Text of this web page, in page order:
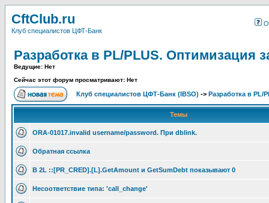
CftClub.ru
Клуб специалистов ЦФТ-Банк
О
Разработка в PL/PLUS. Оптимизация
Ведущие: Нет
Сейчас этот форум просматривают: Нет
Клуб специалистов ЦФТ-Банк (IBSO) -> Разработка в PL/
Темы
ORA-01017.invalid username/password. При dblink.
Обратная ссылка
В 2L ::[PR_CRED].[L].GetAmount и GetSumDebt показывают 0
Несоответствие типа: 'call_change'